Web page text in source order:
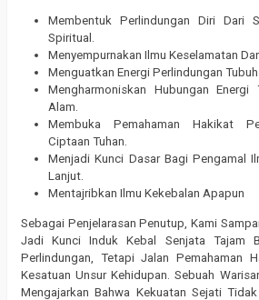
Membentuk Perlindungan Diri Dari
Spiritual.
Menyempurnakan Ilmu Keselamatan
Menguatkan Energi Perlindungan
Mengharmoniskan Hubungan Energi
Alam.
Membuka Pemahaman Hakikat
Ciptaan Tuhan.
Menjadi Kunci Dasar Bagi Pengamal
Lanjut.
Mentajribkan Ilmu Kekebalan Apapun
Sebagai Penjelarasan Penutup, Kami
Jadi Kunci Induk Kebal Senjata Tajam
Perlindungan, Tetapi Jalan Pemahaman
Kesatuan Unsur Kehidupan. Sebuah
Mengajarkan Bahwa Kekuatan Sejati